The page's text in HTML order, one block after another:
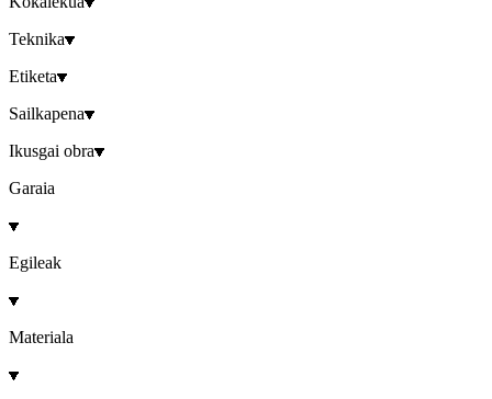
Teknika
Etiketa
Sailkapena
Ikusgai obra
Garaia
Egileak
Materiala